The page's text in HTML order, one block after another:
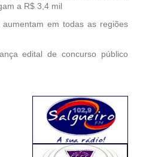
a R$ 3,4 mil
em todas as regiões
edital de concurso público